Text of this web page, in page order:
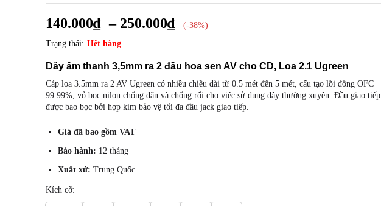
140.000₫ – 250.000₫
(-38%)
Trạng thái: Hết hàng
Dây âm thanh 3,5mm ra 2 đầu hoa sen AV cho CD, Loa 2.1 Ugreen
Cáp loa 3.5mm ra 2 AV Ugreen có nhiều chiều dài từ 0.5 mét đến 5 mét, cấu tạo lõi đồng OFC
99.99%, vỏ bọc nilon chống dãn và chống rối cho việc sử dụng dây thường xuyên. Đầu giao tiếp
được bao bọc bởi hợp kim bảo vệ tối đa đầu jack giao tiếp.
Giá đã bao gồm VAT
Bảo hành: 12 tháng
Xuất xứ: Trung Quốc
Kích cỡ: